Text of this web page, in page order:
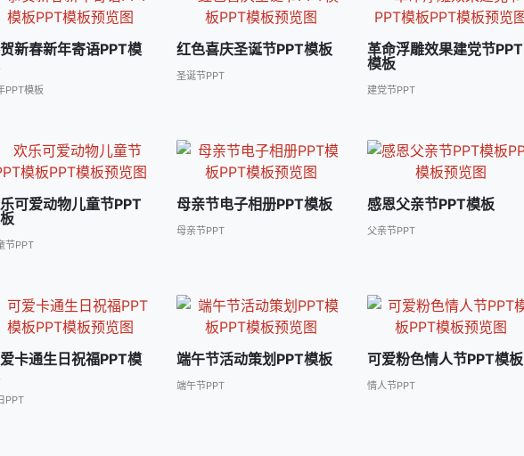
新春新年寄语PPT模
PPT模板
红色喜庆圣诞节PPT模板
圣诞节PPT
革命浮雕效果建党节PPT
模板
建党节PPT
可爱动物儿童节PPT
节PPT
母亲节电子相册PPT模板
母亲节PPT
感恩父亲节PPT模板
父亲节PPT
卡通生日祝福PPT模
PPT
端午节活动策划PPT模板
端午节PPT
可爱粉色情人节PPT模板
情人节PPT